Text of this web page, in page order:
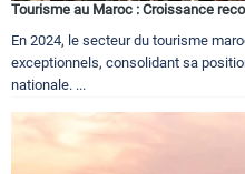
Tourisme au Maroc : Croissance
En 2024, le secteur du tourisme
exceptionnels, consolidant sa
nationale. ...